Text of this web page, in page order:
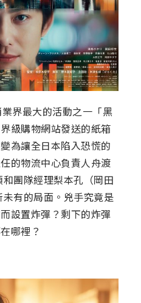
界最大的活動之一「黑
級購物網站發送的紙箱
為讓全日本陷入恐慌的
的物流中心負責人舟渡
團隊經理梨本孔（岡田
有的局面。兇手究竟是
設置炸彈？剩下的炸彈
哪裡？